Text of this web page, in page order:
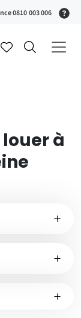
0810 003 006
à